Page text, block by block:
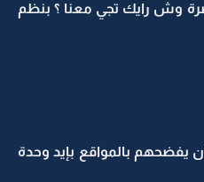
وش رايك تجي معنا ؟ بنظم
يفضحهم بالمواقع بإيد وحدة